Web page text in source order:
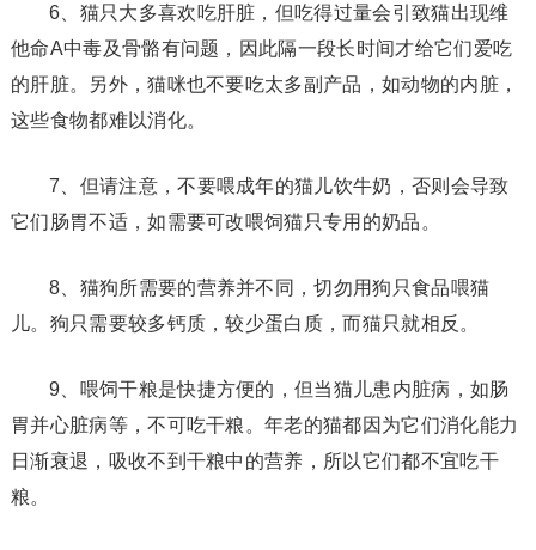
6、猫只大多喜欢吃肝脏，但吃得过量会引致猫出现维
他命A中毒及骨骼有问题，因此隔一段长时间才给它们爱吃
的肝脏。另外，猫咪也不要吃太多副产品，如动物的内脏，
这些食物都难以消化。
7、但请注意，不要喂成年的猫儿饮牛奶，否则会导致
它们肠胃不适，如需要可改喂饲猫只专用的奶品。
8、猫狗所需要的营养并不同，切勿用狗只食品喂猫
儿。狗只需要较多钙质，较少蛋白质，而猫只就相反。
9、喂饲干粮是快捷方便的，但当猫儿患内脏病，如肠
胃并心脏病等，不可吃干粮。年老的猫都因为它们消化能力
日渐衰退，吸收不到干粮中的营养，所以它们都不宜吃干
粮。